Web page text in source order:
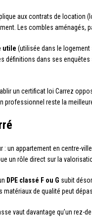
aux contrats de location
Les combles aménagés,
utile (utilisée dans le
définitions dans ses
un certificat loi Carrez
professionnel reste la
un appartement en centre-
un rôle direct sur la
DPE classé F ou G subit
de qualité peut
vaut davantage qu’un rez-